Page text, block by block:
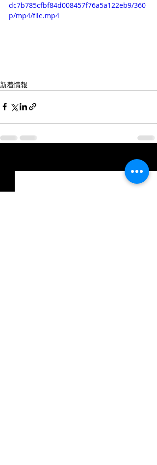
dc7b785cfbf84d008457f76a5a122eb9/360
p/mp4/file.mp4
新着情報
すべて表示